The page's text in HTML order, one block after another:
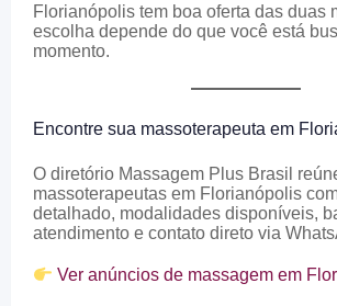
Florianópolis tem boa oferta das duas
escolha depende do que você está
momento.
Encontre sua massoterapeuta em
O diretório Massagem Plus Brasil
massoterapeutas em Florianópolis
detalhado, modalidades disponíveis,
atendimento e contato direto via
Ver anúncios de massagem em